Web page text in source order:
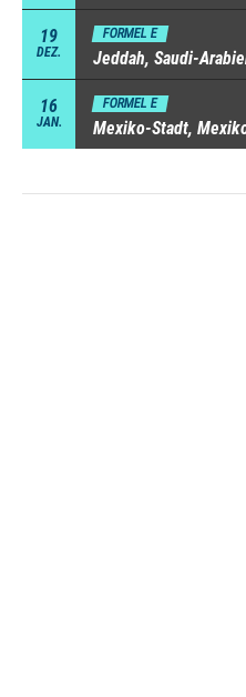
19
DEZ.
FORMEL E
Jeddah, Saudi-
16
JAN.
FORMEL E
Mexiko-Stadt,